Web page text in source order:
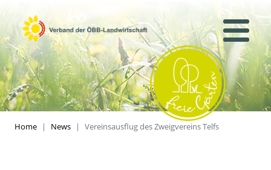
Home News Vereinsausflug des Zweigvereins Telfs